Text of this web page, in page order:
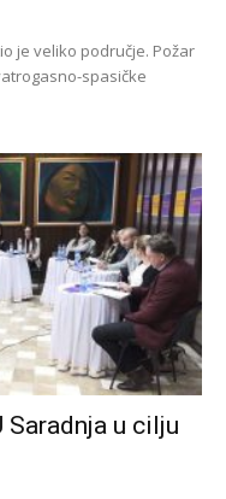
je veliko područje. Požar
spasičke
Saradnja u cilju